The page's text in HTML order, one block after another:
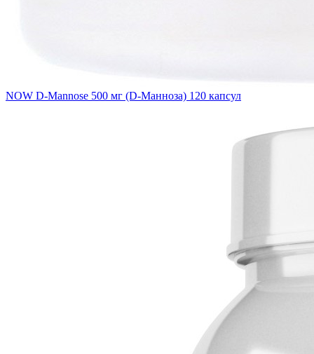
NOW D-Mannose 500 мг (D-Манноза) 120 капсул